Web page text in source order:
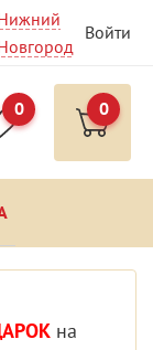
Войти
0 0
на